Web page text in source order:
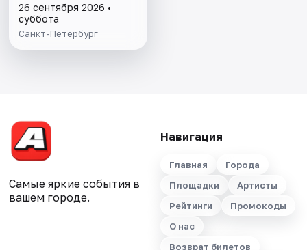
26 сентября 2026 •
суббота
Санкт-Петербург
Самые яркие события в
вашем городе.
Навигация
Главная
Города
Площадки
Артисты
Рейтинги
Промокоды
О нас
Возврат билетов